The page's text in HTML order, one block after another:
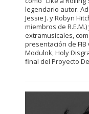
legendario autor.
Jessie J. y Robyn
miembros de
extramusicales,
presentación de
Modulok, Holy
final del Proyecto